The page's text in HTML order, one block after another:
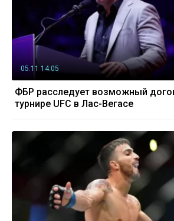
05.11 14:05
ФБР расследует возможный
турнире UFC в Лас-Вегасе